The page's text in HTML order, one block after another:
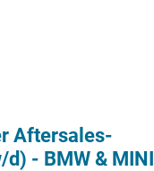
Aftersales-
- BMW & MINI